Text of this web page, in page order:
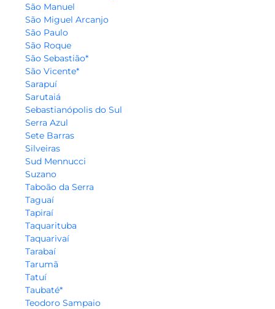
São Manuel
São Miguel Arcanjo
São Paulo
São Roque
São Sebastião*
São Vicente*
Sarapuí
Sarutaiá
Sebastianópolis do Sul
Serra Azul
Sete Barras
Silveiras
Sud Mennucci
Suzano
Taboão da Serra
Taguaí
Tapiraí
Taquarituba
Taquarivaí
Tarabaí
Tarumã
Tatuí
Taubaté*
Teodoro Sampaio